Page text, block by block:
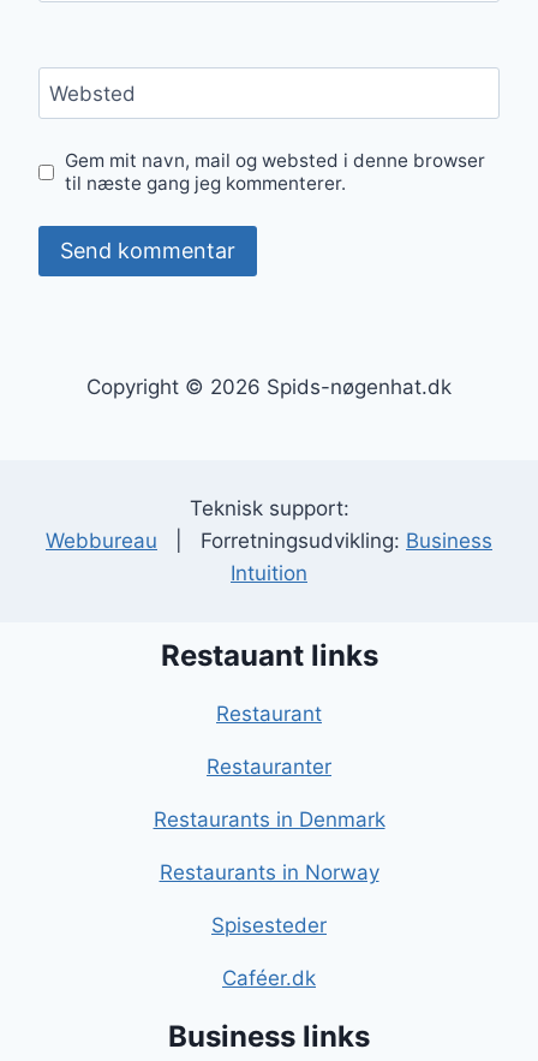
Websted
Gem mit navn, mail og websted i denne browser
til næste gang jeg kommenterer.
Copyright © 2026 Spids-nøgenhat.dk
Teknisk support:
Webbureau | Forretningsudvikling: Business
Intuition
Restauant links
Restaurant
Restauranter
Restaurants in Denmark
Restaurants in Norway
Spisesteder
Caféer.dk
Business links